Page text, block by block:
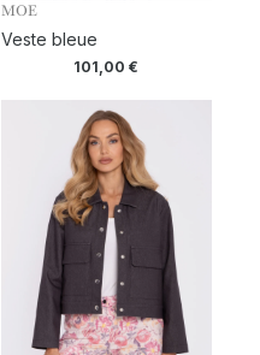
MOE
Veste bleue
101,00€